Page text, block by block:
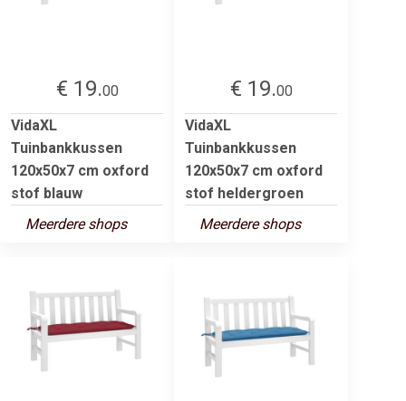
€ 19.00
VidaXL
Tuinbankkussen
120x50x7 cm oxford
stof blauw
Meerdere shops
€ 19.00
VidaXL
Tuinbankkussen
120x50x7 cm oxford
stof heldergroen
Meerdere shops